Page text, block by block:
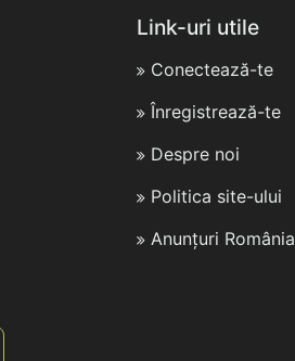
Link-uri utile
Conectează-te
Înregistrează-te
Despre noi
Politica site-ului
Anunțuri România